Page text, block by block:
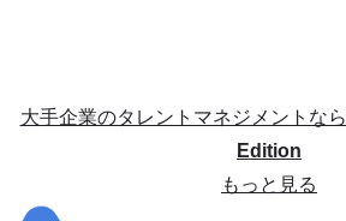
大手企業のタレントマネジメントなら
Edition
もっと見る